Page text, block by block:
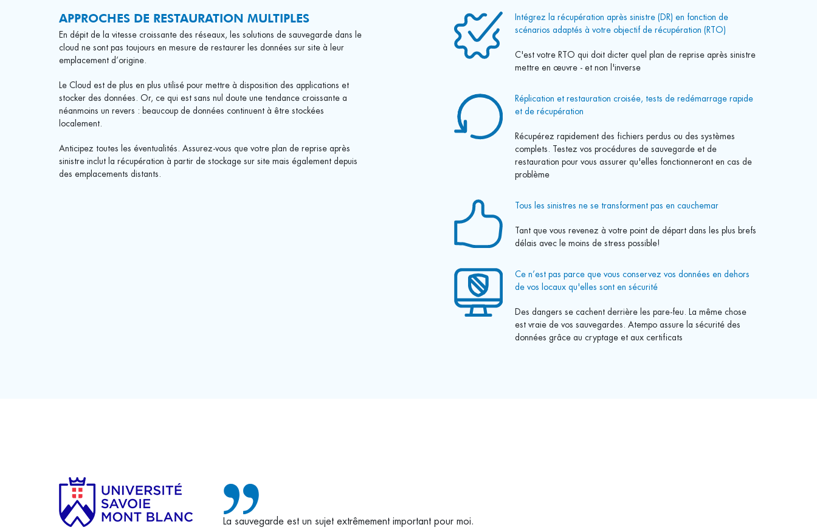
APPROCHES DE RESTAURATION MULTIPLES
En dépit de la vitesse croissante des réseaux, les solutions de sauvegarde dans le
cloud ne sont pas toujours en mesure de restaurer les données sur site à leur
emplacement d’origine.
Le Cloud est de plus en plus utilisé pour mettre à disposition des applications et
stocker des données. Or, ce qui est sans nul doute une tendance croissante a
néanmoins un revers : beaucoup de données continuent à être stockées
localement.
Anticipez toutes les éventualités. Assurez-vous que votre plan de reprise après
sinistre inclut la récupération à partir de stockage sur site mais également depuis
des emplacements distants.
Intégrez la récupération après sinistre (DR) en fonction de
scénarios adaptés à votre objectif de récupération (RTO)
C'est votre RTO qui doit dicter quel plan de reprise après sinistre
mettre en œuvre - et non l'inverse
Réplication et restauration croisée, tests de redémarrage rapide
et de récupération
Récupérez rapidement des fichiers perdus ou des systèmes
complets. Testez vos procédures de sauvegarde et de
restauration pour vous assurer qu'elles fonctionneront en cas de
problème
Tous les sinistres ne se transforment pas en cauchemar
Tant que vous revenez à votre point de départ dans les plus brefs
délais avec le moins de stress possible!
Ce n’est pas parce que vous conservez vos données en dehors
de vos locaux qu'elles sont en sécurité
Des dangers se cachent derrière les pare-feu. La même chose
est vraie de vos sauvegardes. Atempo assure la sécurité des
données grâce au cryptage et aux certificats
La sauvegarde est un sujet extrêmement important pour moi.